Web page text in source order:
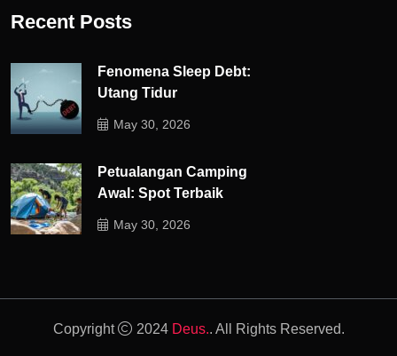
Recent Posts
Fenomena Sleep Debt:
Utang Tidur
May 30, 2026
Petualangan Camping
Awal: Spot Terbaik
May 30, 2026
Copyright 2024 Deus.. All Rights Reserved.